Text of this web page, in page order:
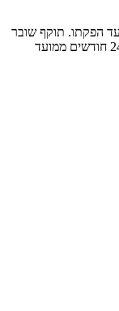
הפחות 60 חודשים ממועד הפקתו. תוקף שובר
לרכישת מוצר או שירות מסויים יהיה לכל הפחות 24 חודשים ממועד